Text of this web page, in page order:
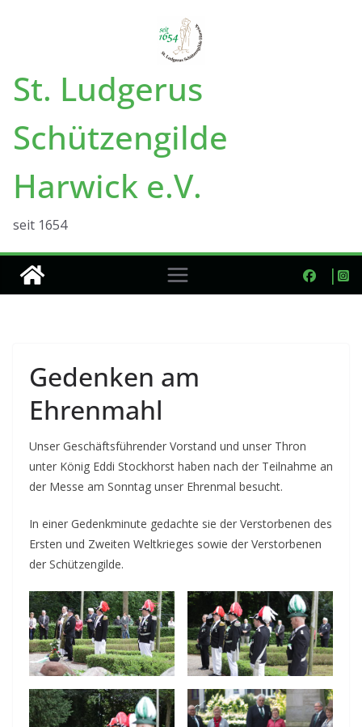
St. Ludgerus
Schützengilde
Harwick e.V.
seit 1654
Gedenken am
Ehrenmahl
Unser Geschäftsführender Vorstand und unser Thron
unter König Eddi Stockhorst haben nach der Teilnahme an
der Messe am Sonntag unser Ehrenmal besucht.
In einer Gedenkminute gedachte sie der Verstorbenen des
Ersten und Zweiten Weltkrieges sowie der Verstorbenen
der Schützengilde.